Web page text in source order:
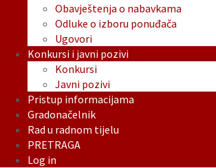
Obavještenja o nabavkama
Odluke o izboru ponuđača
Ugovori
Konkursi i javni pozivi
Konkursi
Javni pozivi
Pristup informacijama
Gradonačelnik
Rad u radnom tijelu
PRETRAGA
Log in